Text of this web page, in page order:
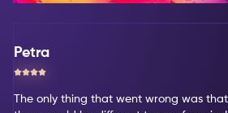
Petra
The only thing that went wrong was